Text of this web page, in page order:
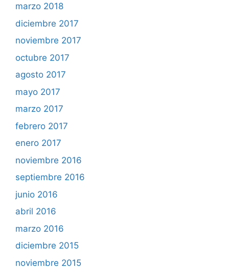
marzo 2018
diciembre 2017
noviembre 2017
octubre 2017
agosto 2017
mayo 2017
marzo 2017
febrero 2017
enero 2017
noviembre 2016
septiembre 2016
junio 2016
abril 2016
marzo 2016
diciembre 2015
noviembre 2015